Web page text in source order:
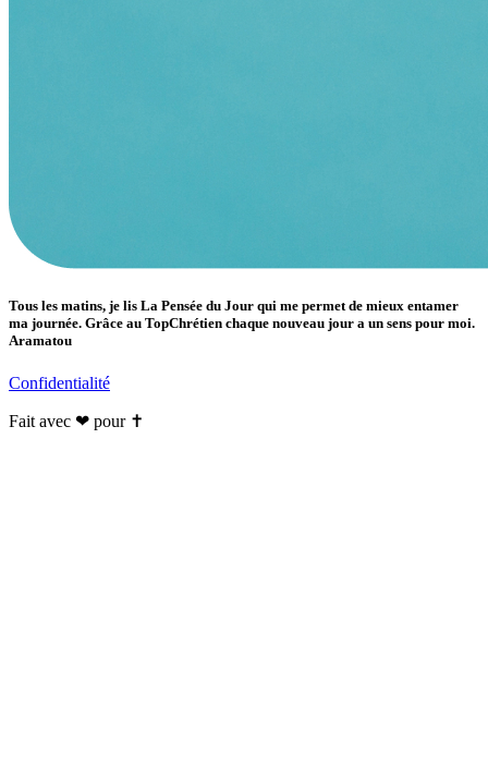
Tous les matins, je lis La Pensée du Jour qui me permet de mieux entamer
ma journée. Grâce au TopChrétien chaque nouveau jour a un sens pour moi.
Aramatou
Confidentialité
Fait avec ❤ pour ✝️️